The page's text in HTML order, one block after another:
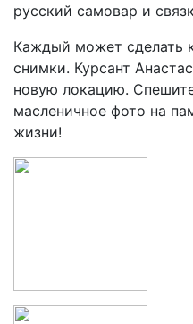
русский самовар и
Каждый может сделать
снимки. Курсант
новую локацию.
масленичное фото на
жизни!